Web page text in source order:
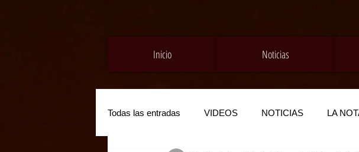
Inicio Noticias
Todas las entradas VIDEOS NOTICIAS LA